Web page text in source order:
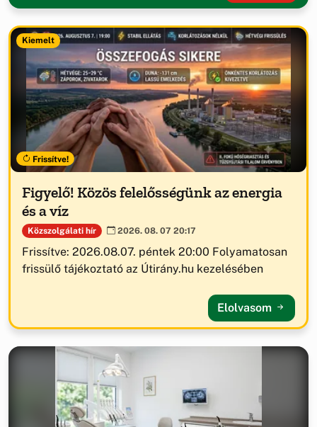
Kiemelt
Frissítve!
Figyelő! Közös felelősségünk az energia
és a víz
Közszolgálati hír 2026. 08. 07 20:17
Frissítve: 2026.08.07. péntek 20:00 Folyamatosan
frissülő tájékoztató az Útirány.hu kezelésében
Elolvasom